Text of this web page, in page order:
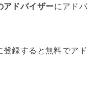
アドバイザーにアドバ
録すると無料でアド